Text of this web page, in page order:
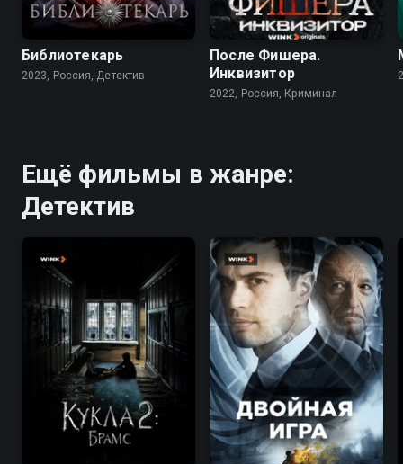
7.5
Библиотекарь
2023, Россия, Детектив
7.9 6.8
После Фишера.
Инквизитор
2022, Россия, Криминал
Ещё фильмы в жанре:
Детектив
4.7 6.7 6.3